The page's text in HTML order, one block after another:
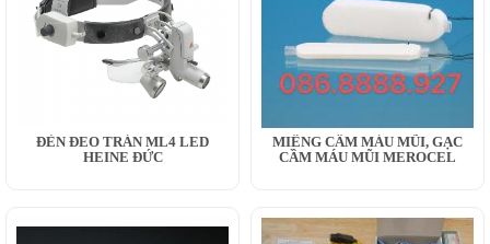
ĐÈN ĐEO TRÁN ML4 LED
HEINE ĐỨC
MIẾNG CẦM MÁU MŨI, GẠC
CẦM MÁU MŨI MEROCEL